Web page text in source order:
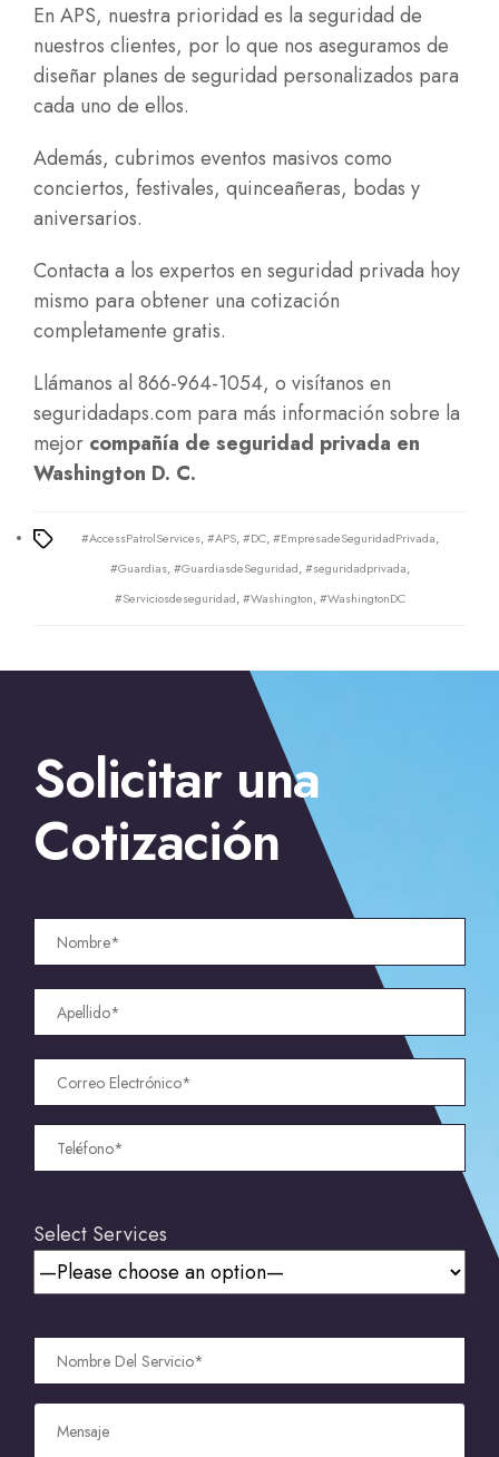
En APS, nuestra prioridad es la seguridad de
nuestros clientes, por lo que nos aseguramos de
diseñar planes de seguridad personalizados para
cada uno de ellos.
Además, cubrimos eventos masivos como
conciertos, festivales, quinceañeras, bodas y
aniversarios.
Contacta a los expertos en seguridad privada hoy
mismo para obtener una cotización
completamente gratis.
Llámanos al 866-964-1054, o visítanos en
seguridadaps.com para más información sobre la
mejor compañía de seguridad privada en
Washington D. C.
Tags
#AccessPatrolServices,#APS,#DC,#EmpresadeSeguridadPrivada,
#Guardias,#GuardiasdeSeguridad,#seguridadprivada,
#Serviciosdeseguridad,#Washington,#WashingtonDC
Servicio de Guardias de Seguridad para
Estacionamientos en Tucson, AZ
→
Guardia de Seguridad Privada en Lancaster, CA
Solicitar una
Cotización
Select Services